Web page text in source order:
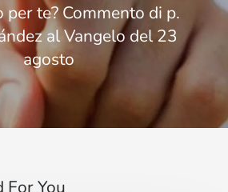
per te? Commento di p.
al Vangelo del 23
agosto
For You